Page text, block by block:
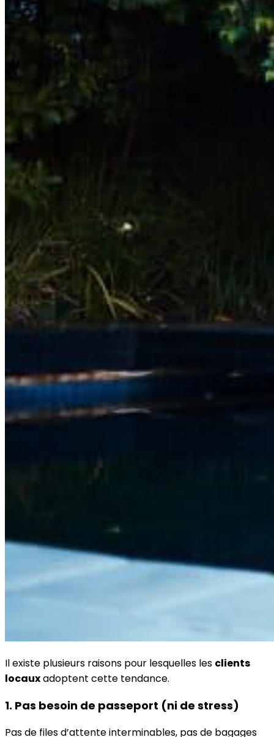
Il existe plusieurs raisons pour lesquelles les clients
locauxadoptent cette tendance.
1. Pas besoin de passeport (ni de stress)
Pas de files d’attente interminables, pas de bagages